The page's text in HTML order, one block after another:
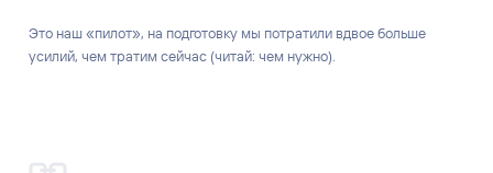
Это наш «пилот», на подготовку мы потратили вдвое больше
усилий, чем тратим сейчас (читай: чем нужно).